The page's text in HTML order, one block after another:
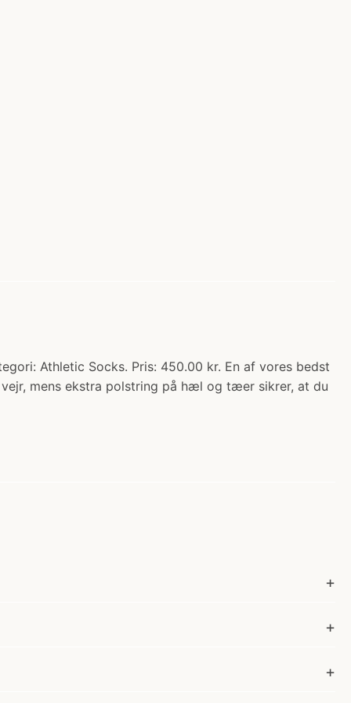
Athletic Socks. Pris: 450.00 kr. En af vores bedst
mens ekstra polstring på hæl og tæer sikrer, at du